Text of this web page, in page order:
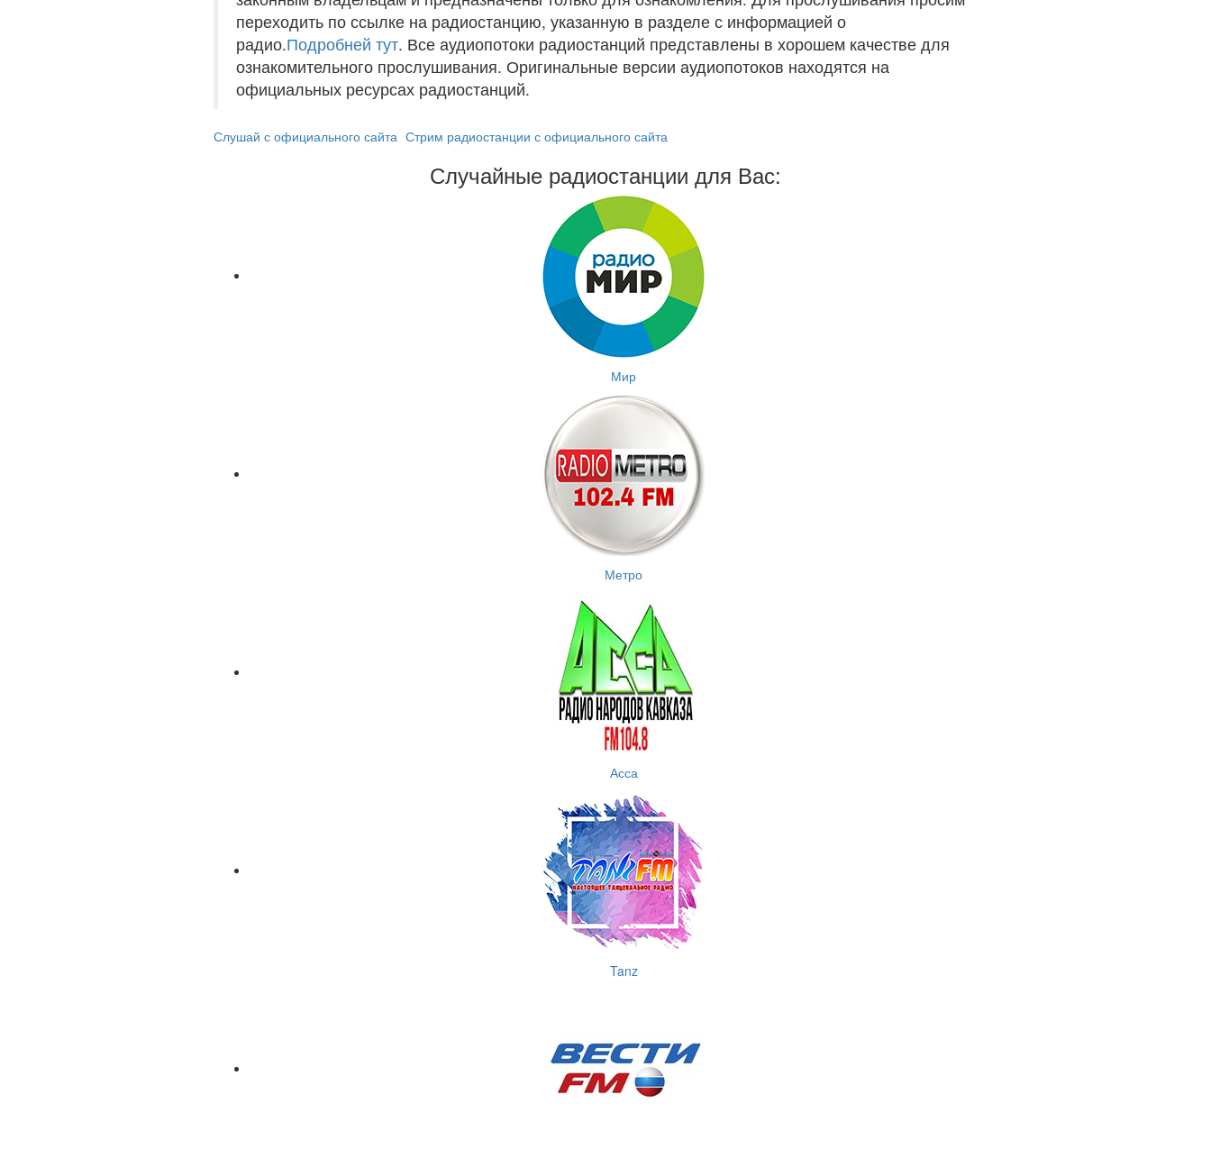
переходить по ссылке на радиостанцию, указанную в разделе с информацией о
радио.Подробней тут. Все аудиопотоки радиостанций представлены в хорошем качестве для
ознакомительного прослушивания. Оригинальные версии аудиопотоков находятся на
официальных ресурсах радиостанций.
Слушай с официального сайта Стрим радиостанции с официального сайта
Случайные радиостанции для Вас:
Мир
Метро
Асса
Tanz